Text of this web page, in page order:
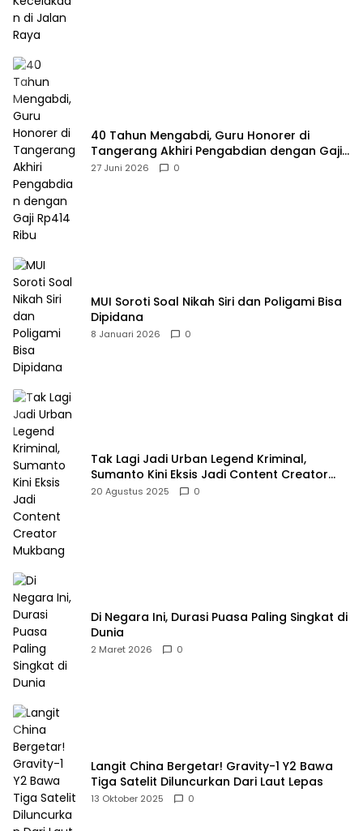
40 Tahun Mengabdi, Guru Honorer di
Tangerang Akhiri Pengabdian dengan Gaji
Rp414 Ribu
27 Juni 2026 0
MUI Soroti Soal Nikah Siri dan Poligami Bisa
Dipidana
8 Januari 2026 0
Tak Lagi Jadi Urban Legend Kriminal,
Sumanto Kini Eksis Jadi Content Creator
Mukbang
20 Agustus 2025 0
Di Negara Ini, Durasi Puasa Paling Singkat di
Dunia
2 Maret 2026 0
Langit China Bergetar! Gravity-1 Y2 Bawa
Tiga Satelit Diluncurkan Dari Laut Lepas
13 Oktober 2025 0